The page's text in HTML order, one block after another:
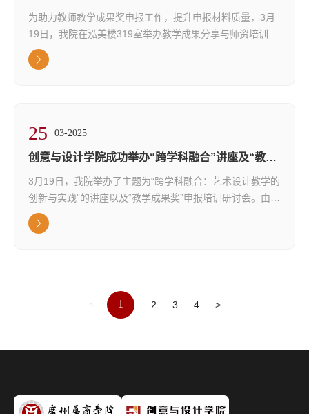
奖申报专题培训会
为助力教师教学成果奖申报工作，提升申报材料质量，3月
19日，我院在泓美楼319室举办教学成果分享与师资培训
会，特邀惠州学院潘庆年教授担任主讲嘉宾。潘教授以丰富
的教学成果申报经验，为我院教师带来了一场内容详实、针
成果奖的申报不仅是对教学实践成果的总...
25 03-2025
创意与设计学院成功举办“跨学科融合”讲座及“教学
成果奖”申报研讨会
3月19日，我院举办了主题为“跨学科融合：艺术设计教学的
创新与实践”的讲座以及“教学成果奖”申报培训研讨会。由蒋
明副院长主持，会议邀请了惠州学院院长潘庆年教授，我院
20余位老师们齐聚一堂，共同参与了此次研讨活动。潘庆年
成果的总结，更是对教学创新与...
< 1 2 3 4 >